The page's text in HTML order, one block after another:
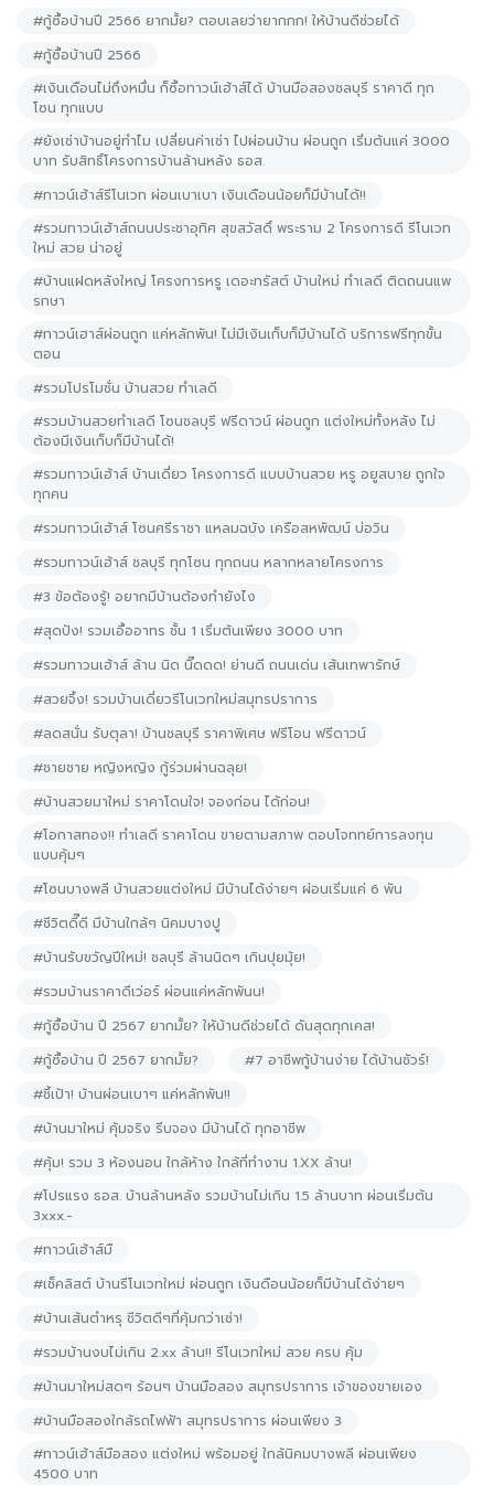
#กู้ซื้อบ้านปี 2566 ยากมั้ย? ตอบเลยว่ายากกก! ให้บ้านดีช่วยได้
#กู้ซื้อบ้านปี 2566
#เงินเดือนไม่ถึงหมื่น ก็ซื้อทาวน์เฮ้าส์ได้ บ้านมือสองชลบุรี ราคาดี ทุก
โซน ทุกแบบ
#ยังเช่าบ้านอยู่ทำไม เปลี่ยนค่าเช่า ไปผ่อนบ้าน ผ่อนถูก เริ่มต้นแค่ 3000
บาท รับสิทธิ์โครงการบ้านล้านหลัง ธอส.
#ทาวน์เฮ้าส์รีโนเวท ผ่อนเบาเบา เงินเดือนน้อยก็มีบ้านได้!!
#รวมทาวน์เฮ้าส์ถนนประชาอุทิศ สุขสวัสดิ์ พระราม 2 โครงการดี รีโนเวท
ใหม่ สวย น่าอยู่
#บ้านแฝดหลังใหญ่ โครงการหรู เดอะทรัสต์ บ้านใหม่ ทำเลดี ติดถนนแพ
รกษา
#ทาวน์เฮาส์ผ่อนถูก แค่หลักพัน! ไม่มีเงินเก็บก็มีบ้านได้ บริการฟรีทุกขั้น
ตอน
#รวมโปรโมชั่น บ้านสวย ทำเลดี
#รวมบ้านสวยทำเลดี โซนชลบุรี ฟรีดาวน์ ผ่อนถูก แต่งใหม่ทั้งหลัง ไม่
ต้องมีเงินเก็บก็มีบ้านได้!
#รวมทาวน์เฮ้าส์ บ้านเดี่ยว โครงการดี แบบบ้านสวย หรู อยูสบาย ถูกใจ
ทุกคน
#รวมทาวน์เฮ้าส์ โซนศรีราชา แหลมฉบัง เครือสหพัฒน์ บ่อวิน
#รวมทาวน์เฮ้าส์ ชลบุรี ทุกโซน ทุกถนน หลากหลายโครงการ
#3 ข้อต้องรู้! อยากมีบ้านต้องทำยังไง
#สุดปัง! รวมเอื้ออาทร ชั้น 1 เริ่มต้นเพียง 3000 บาท
#รวมทาวนเฮ้าส์ ล้าน นิด นิ๊ดดด! ย่านดี ถนนเด่น เส้นเทพารักษ์
#สวยจึ้ง! รวมบ้านเดี่ยวรีโนเวทใหม่สมุทรปราการ
#ลดสนั่น รับตุลา! บ้านชลบุรี ราคาพิเศษ ฟรีโอน ฟรีดาวน์
#ชายชาย หญิงหญิง กู้ร่วมผ่านฉลุย!
#บ้านสวยมาใหม่ ราคาโดนใจ! จองก่อน ได้ก่อน!
#โอกาสทอง!! ทำเลดี ราคาโดน ขายตามสภาพ ตอบโจททย์การลงทุน
แบบคุ้มๆ
#โซนบางพลี บ้านสวยแต่งใหม่ มีบ้านได้ง่ายๆ ผ่อนเริ่มแค่ 6 พัน
#ชีวิตดี๊ดี มีบ้านใกล้ๆ นิคมบางปู
#บ้านรับขวัญปีใหม่! ชลบุรี ล้านนิดๆ เกินปุยมุ้ย!
#รวมบ้านราคาดีเว่อร์ ผ่อนแค่หลักพันน!
#กู้ซื้อบ้าน ปี 2567 ยากมั้ย? ให้บ้านดีช่วยได้ ดันสุดทุกเคส!
#กู้ซื้อบ้าน ปี 2567 ยากมั้ย?
#7 อาชีพกู้บ้านง่าย ได้บ้านชัวร์!
#ชี้เป้า! บ้านผ่อนเบาๆ แค่หลักพัน!!
#บ้านมาใหม่ คุ้มจริง รีบจอง มีบ้านได้ ทุกอาชีพ
#คุ้ม! รวม 3 ห้องนอน ใกล้ห้าง ใกล้ที่ทำงาน 1.XX ล้าน!
#โปรแรง ธอส. บ้านล้านหลัง รวมบ้านไม่เกิน 1.5 ล้านบาท ผ่อนเริ่มต้น
3xxx.-
#ทาวน์เฮ้าส์มื
#เช็คลิสต์ บ้านรีโนเวทใหม่ ผ่อนถูก เงินดือนน้อยก็มีบ้านได้ง่ายๆ
#บ้านเส้นตำหรุ ชีวิตดีๆที่คุ้มกว่าเช่า!
#รวมบ้านงบไม่เกิน 2.xx ล้าน!! รีโนเวทใหม่ สวย ครบ คุ้ม
#บ้านมาใหม่สดๆ ร้อนๆ บ้านมือสอง สมุทรปราการ เจ้าของขายเอง
#บ้านมือสองใกล้รถไฟฟ้า สมุทรปราการ ผ่อนเพียง 3
#ทาวน์เฮ้าส์มือสอง แต่งใหม่ พร้อมอยู่ ใกล้นิคมบางพลี ผ่อนเพียง
4500 บาท